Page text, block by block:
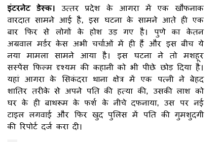
इंटरनेट डेस्क। उत्तर प्रदेश के आगरा में एक खौफनाक
वारदात सामने आई है, इस घटना के सामने आते ही एक
बार फिर से लोगों के होश उड़ गए है। पुणे का केतन
अग्रवाल मर्डर केस अभी चर्चाओं में ही हैं और इस बीच ये
नया मामला सामने आया है। इस घटना ने तो मशहूर
सस्पेंस फिल्म दृश्यम की कहानी को भी पीछे छोड़ दिया है।
यहां आगरा के सिकंदरा थाना क्षेत्र में एक पत्नी ने बेहद
शातिर तरीके से अपने पति की हत्या की, उसकी लाश को
घर के ही बाथरूम के फर्श के नीचे दफनाया, उस पर नई
टाइल लगवाई और फिर खुद पुलिस में पति की गुमशुदगी
की रिपोर्ट दर्ज करा दी।